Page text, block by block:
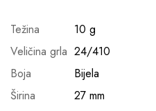
Težina
10 g
Veličina grla 24/410
Boja
Bijela
Širina
27 mm